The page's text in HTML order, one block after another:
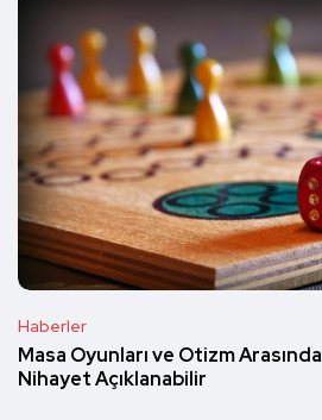
Haberler
Masa Oyunları ve Otizm
Nihayet Açıklanabilir